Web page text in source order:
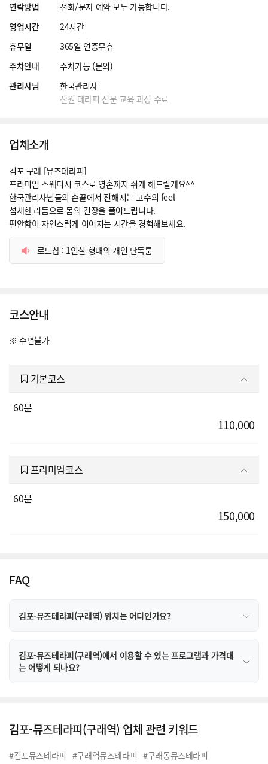
연락방법
전화/문자 예약 모두 가능합니다.
영업시간
24시간
휴무일
365일 연중무휴
주차안내
주차가능 (문의)
관리사님
한국관리사
전원 테라피 전문 교육 과정 수료
업체소개
김포 구래 [뮤즈테라피]
프리미엄 스웨디시 코스로 영혼까지 쉬게 해드릴게요^^
한국관리사님들의 손끝에서 전해지는 고수의 feel
섬세한 리듬으로 몸의 긴장을 풀어드립니다.
편안함이 자연스럽게 이어지는 시간을 경험해보세요.
로드샵 : 1인실 형태의 개인 단독룸
코스안내
※ 수면불가
기본코스
60분
110,000
프리미엄코스
60분
150,000
FAQ
김포-뮤즈테라피(구래역) 위치는 어디인가요?
김포-뮤즈테라피(구래역)에서 이용할 수 있는 프로그램과 가격대
는 어떻게 되나요?
김포-뮤즈테라피(구래역) 업체 관련 키워드
#김포뮤즈테라피 #구래역뮤즈테라피 #구래동뮤즈테라피